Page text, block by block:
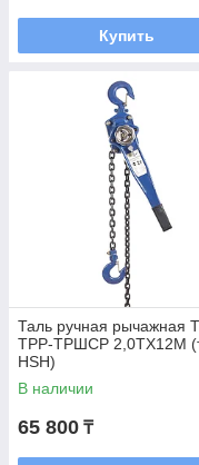
Купить
Таль ручная рычажная
ТРР-ТРШСР 2,0ТХ12М
HSH)
В наличии
65 800 ₸